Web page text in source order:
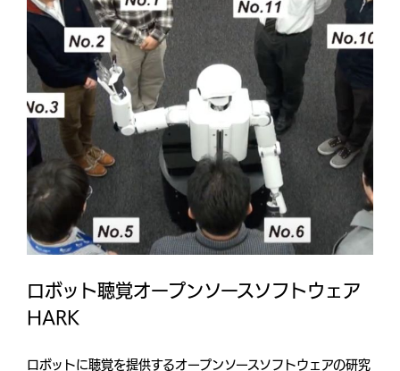
ロボット聴覚オープンソースソフトウェア
HARK
ロボットに聴覚を提供するオープンソースソフトウェアの研究